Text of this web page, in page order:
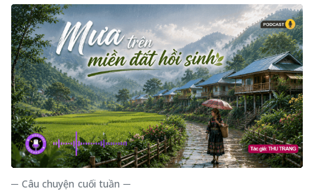
─ Câu chuyện cuối tuần ─